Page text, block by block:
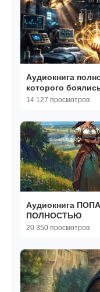
Аудиокнига
которого
14 127 просмотров
Аудиокнига
ПОЛНОСТЬЮ
20 350 просмотров